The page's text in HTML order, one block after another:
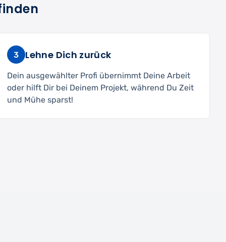
3 Lehne Dich zurück
Dein ausgewählter Profi übernimmt Deine Arbeit
oder hilft Dir bei Deinem Projekt, während Du Zeit
und Mühe sparst!